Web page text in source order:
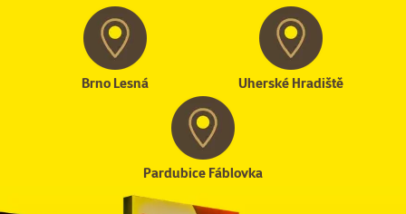
Brno Lesná Uherské Hradiště
Pardubice Fáblovka